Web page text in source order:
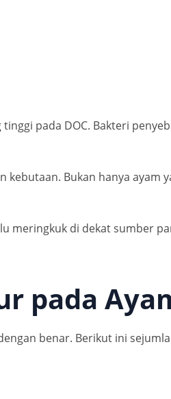
pada DOC. Bakteri
Bukan hanya ayam
meringkuk di dekat sumber
pada
benar. Berikut ini